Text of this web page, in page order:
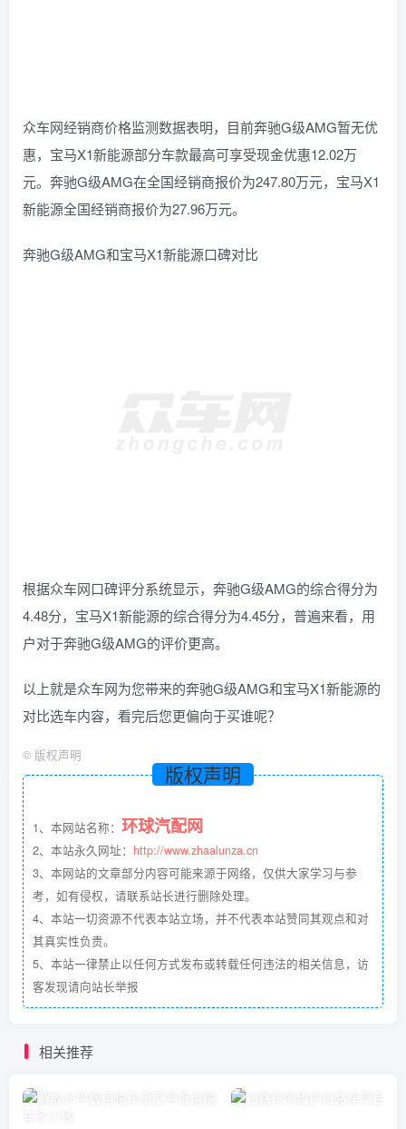
众车网经销商价格监测数据表明，目前奔驰G级AMG暂无优
惠，宝马X1新能源部分车款最高可享受现金优惠12.02万
元。奔驰G级AMG在全国经销商报价为247.80万元，宝马X1
新能源全国经销商报价为27.96万元。
奔驰G级AMG和宝马X1新能源口碑对比
根据众车网口碑评分系统显示，奔驰G级AMG的综合得分为
4.48分，宝马X1新能源的综合得分为4.45分，普遍来看，用
户对于奔驰G级AMG的评价更高。
以上就是众车网为您带来的奔驰G级AMG和宝马X1新能源的
对比选车内容，看完后您更偏向于买谁呢？
© 版权声明
版权声明
1、本网站名称： 环球汽配网
2、本站永久网址： http://www.zhaalunza.cn
3、本网站的文章部分内容可能来源于网络，仅供大家学习与参
考，如有侵权，请联系站长进行删除处理。
4、本站一切资源不代表本站立场，并不代表本站赞同其观点和对
其真实性负责。
5、本站一律禁止以任何方式发布或转载任何违法的相关信息，访
客发现请向站长举报
相关推荐